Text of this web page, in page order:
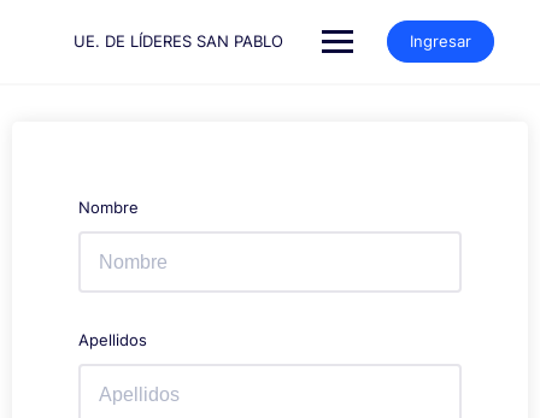
UE. DE LÍDERES SAN PABLO Ingresar
Nombre
Apellidos